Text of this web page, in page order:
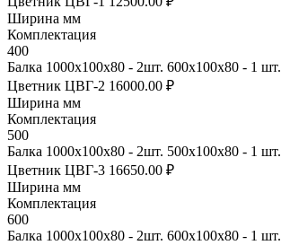
Ширина мм
Комплектация
400
Балка 1000х100х80 - 2шт. 600х100х80 - 1 шт.
Цветник ЦВГ-2 16000.00 ₽
Ширина мм
Комплектация
500
Балка 1000х100х80 - 2шт. 500х100х80 - 1 шт.
Цветник ЦВГ-3 16650.00 ₽
Ширина мм
Комплектация
600
Балка 1000х100х80 - 2шт. 600х100х80 - 1 шт.